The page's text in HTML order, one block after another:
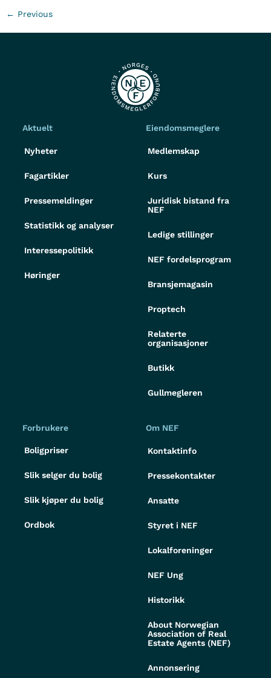
← Previous
Aktuelt
Nyheter
Fagartikler
Pressemeldinger
Statistikk og analyser
Interessepolitikk
Høringer
Eiendomsmeglere
Medlemskap
Kurs
Juridisk bistand fra
NEF
Ledige stillinger
NEF fordelsprogram
Bransjemagasin
Proptech
Relaterte
organisasjoner
Butikk
Gullmegleren
Forbrukere
Boligpriser
Slik selger du bolig
Slik kjøper du bolig
Ordbok
Om NEF
Kontaktinfo
Pressekontakter
Ansatte
Styret i NEF
Lokalforeninger
NEF Ung
Historikk
About Norwegian
Association of Real
Estate Agents (NEF)
Annonsering